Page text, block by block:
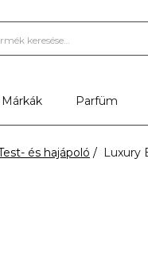
Márkák Parfüm
és hajápoló Luxury